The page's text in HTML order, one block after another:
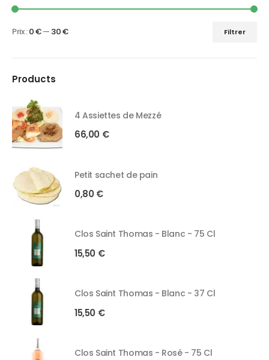
Filtrer
Prix :0 €— 30 €
Products
4 Assiettes de Mezzé
66,00 €
Petit sachet de pain
0,80 €
Clos Saint Thomas - Blanc - 75 Cl
15,50 €
Clos Saint Thomas - Blanc - 37 Cl
15,50 €
Clos Saint Thomas - Rosé - 75 Cl